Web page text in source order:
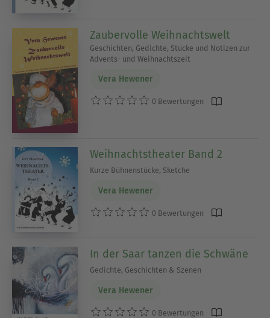
Zaubervolle Weihnachtswelt
Geschichten, Gedichte, Stücke und Notizen zur
Advents- und Weihnachtszeit
Vera Hewener
0 Bewertungen
Weihnachtstheater Band 2
Kurze Bühnenstücke, Sketche
Vera Hewener
0 Bewertungen
In der Saar tanzen die Schwäne
Gedichte, Geschichten & Szenen
Vera Hewener
0 Bewertungen